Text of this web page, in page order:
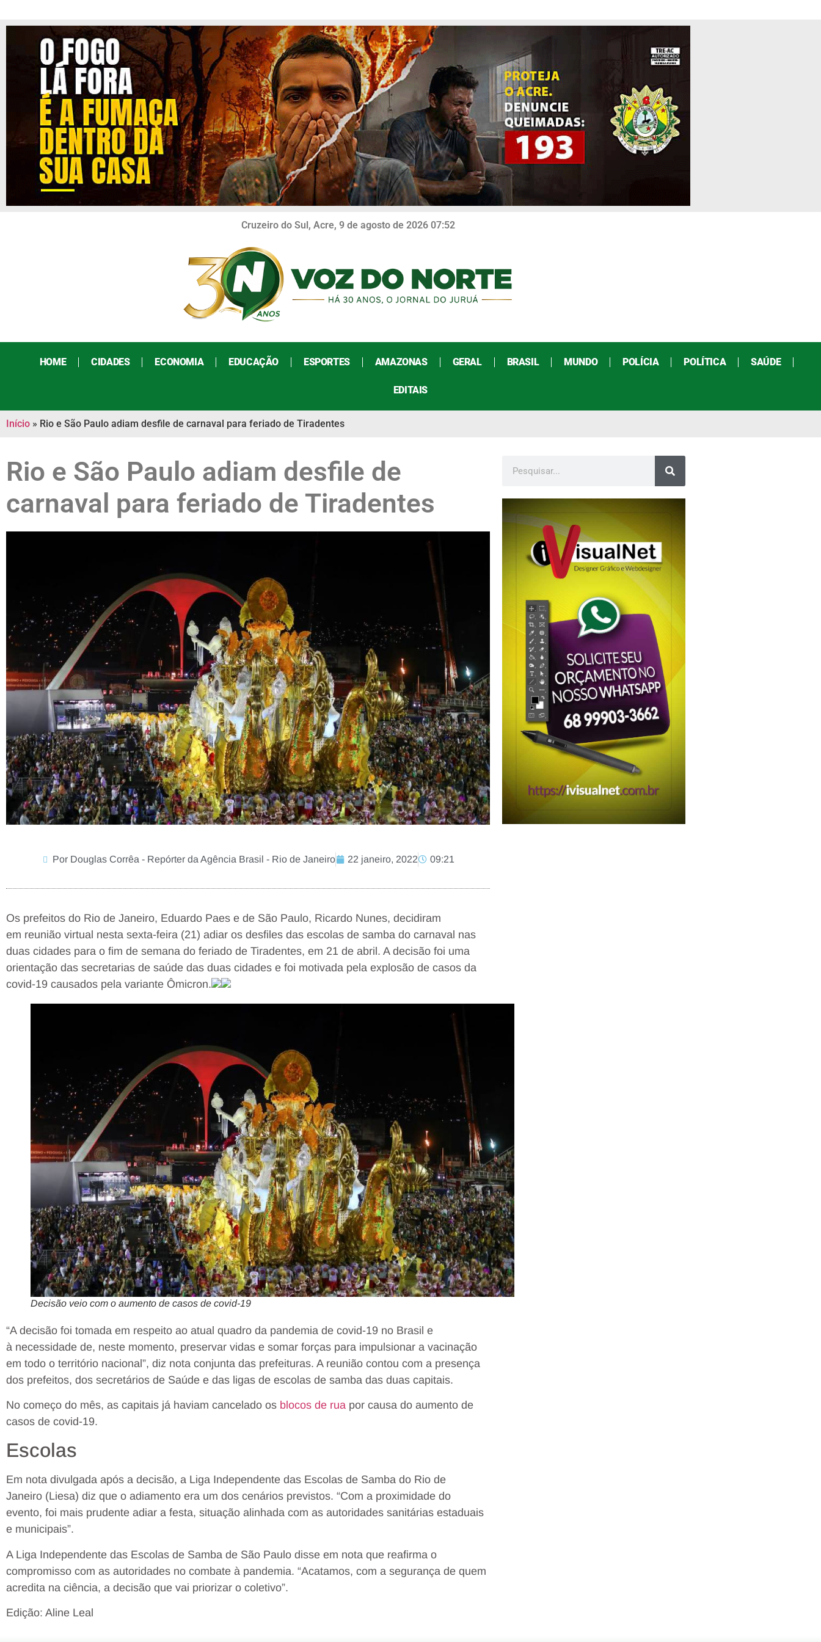
Cruzeiro do Sul, Acre, 9 de agosto de 2026 07:52
HOME CIDADES ECONOMIA EDUCAÇÃO ESPORTES AMAZONAS GERAL BRASIL MUNDO POLÍCIA POLÍTICA SAÚDE
EDITAIS
Início » Rio e São Paulo adiam desfile de carnaval para feriado de Tiradentes
Rio e São Paulo adiam desfile de
carnaval para feriado de Tiradentes
Por Douglas Corrêa - Repórter da Agência Brasil - Rio de Janeiro 22 janeiro, 2022 09:21
Os prefeitos do Rio de Janeiro, Eduardo Paes e de São Paulo, Ricardo Nunes, decidiram
em reunião virtual nesta sexta-feira (21) adiar os desfiles das escolas de samba do carnaval nas
duas cidades para o fim de semana do feriado de Tiradentes, em 21 de abril. A decisão foi uma
orientação das secretarias de saúde das duas cidades e foi motivada pela explosão de casos da
covid-19 causados pela variante Ômicron.
Decisão veio com o aumento de casos de covid-19
“A decisão foi tomada em respeito ao atual quadro da pandemia de covid-19 no Brasil e
à necessidade de, neste momento, preservar vidas e somar forças para impulsionar a vacinação
em todo o território nacional”, diz nota conjunta das prefeituras. A reunião contou com a presença
dos prefeitos, dos secretários de Saúde e das ligas de escolas de samba das duas capitais.
No começo do mês, as capitais já haviam cancelado os blocos de rua por causa do aumento de
casos de covid-19.
Escolas
Em nota divulgada após a decisão, a Liga Independente das Escolas de Samba do Rio de
Janeiro (Liesa) diz que o adiamento era um dos cenários previstos. “Com a proximidade do
evento, foi mais prudente adiar a festa, situação alinhada com as autoridades sanitárias estaduais
e municipais”.
A Liga Independente das Escolas de Samba de São Paulo disse em nota que reafirma o
compromisso com as autoridades no combate à pandemia. “Acatamos, com a segurança de quem
acredita na ciência, a decisão que vai priorizar o coletivo”.
Edição: Aline Leal